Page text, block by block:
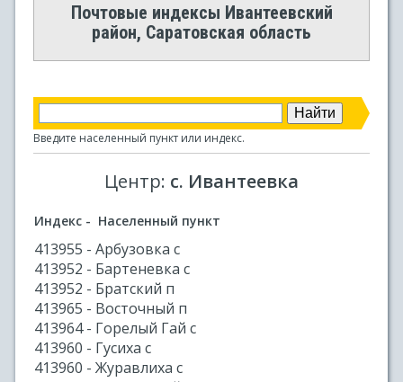
Почтовые индексы Ивантеевский
район, Саратовская область
Введите населенный пункт или индекс.
Центр: с. Ивантеевка
Индекс - Населенный пункт
413955 - Арбузовка с
413952 - Бартеневка с
413952 - Братский п
413965 - Восточный п
413964 - Горелый Гай с
413960 - Гусиха с
413960 - Журавлиха с